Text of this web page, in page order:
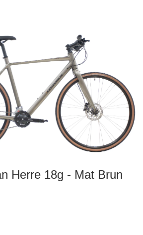
Herre 18g - Mat Brun